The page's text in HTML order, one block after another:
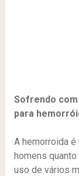
Sofrendo
para
A hemorroida
homens
uso de vários